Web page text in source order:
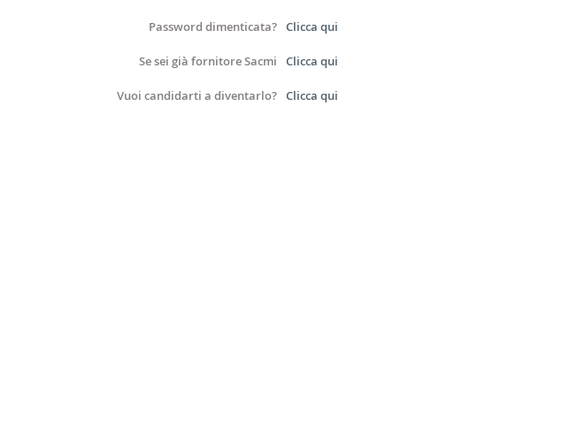
Password dimenticata? Clicca qui
Se sei già fornitore Sacmi Clicca qui
Vuoi candidarti a diventarlo? Clicca qui